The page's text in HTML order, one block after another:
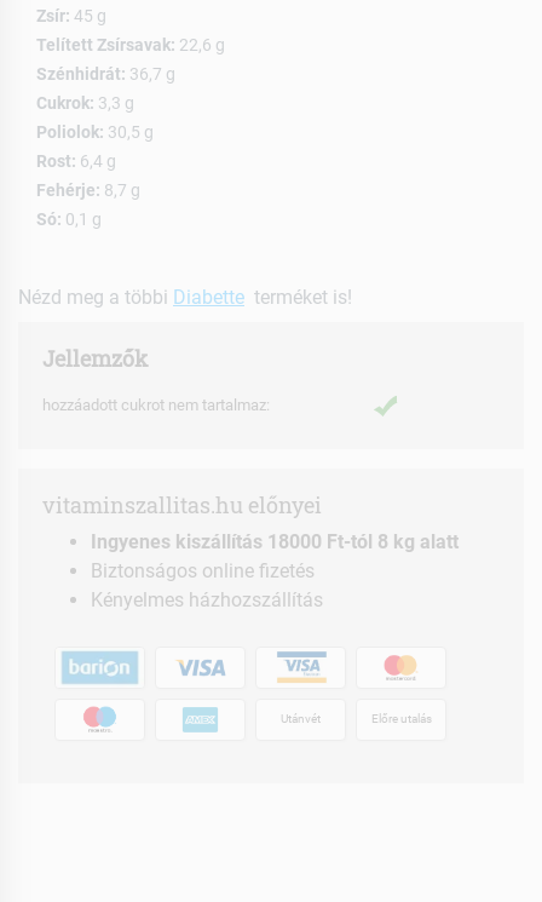
Zsír: 45 g
Telített Zsírsavak: 22,6 g
Szénhidrát: 36,7 g
Cukrok: 3,3 g
Poliolok: 30,5 g
Rost: 6,4 g
Fehérje: 8,7 g
Só: 0,1 g
Nézd meg a többi Diabette terméket is!
Jellemzők
hozzáadott cukrot nem tartalmaz:
vitaminszallitas.hu előnyei
Ingyenes kiszállítás 18000 Ft-tól 8 kg alatt
Biztonságos online fizetés
Kényelmes házhozszállítás
Utánvét Előre utalás